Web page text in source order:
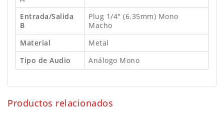
Entrada/Salida
B
Plug 1/4″ (6.35mm) Mono
Macho
Material
Metal
Tipo de Audio
Análogo Mono
Productos relacionados